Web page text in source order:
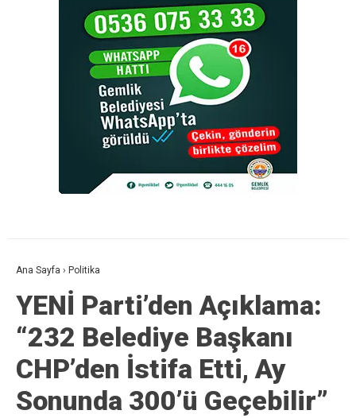
Ana Sayfa › Politika
YENİ Parti’den Açıklama:
“232 Belediye Başkanı
CHP’den İstifa Etti, Ay
Sonunda 300’ü Geçebilir”